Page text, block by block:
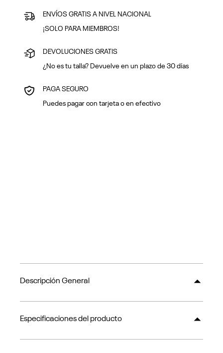
ENVÍOS GRATIS A NIVEL NACIONAL
¡SOLO PARA MIEMBROS!
DEVOLUCIONES GRATIS
¿No es tu talla? Devuelve en un plazo de 30 días
PAGA SEGURO
Puedes pagar con tarjeta o en efectivo
Descripción General
Especificaciones del producto